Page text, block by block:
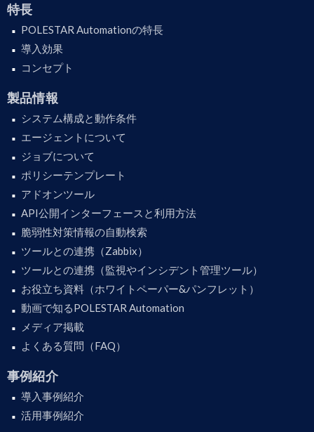
特長
POLESTAR Automationの特長
導入効果
コンセプト
製品情報
システム構成と動作条件
エージェントについて
ジョブについて
ポリシーテンプレート
アドオンツール
API公開インターフェースと利用方法
脆弱性対策情報の自動検索
ツールとの連携（Zabbix）
ツールとの連携（監視やインシデント管理ツール）
お役立ち資料（ホワイトペーパー&パンフレット）
動画で知るPOLESTAR Automation
メディア掲載
よくある質問（FAQ）
事例紹介
導入事例紹介
活用事例紹介